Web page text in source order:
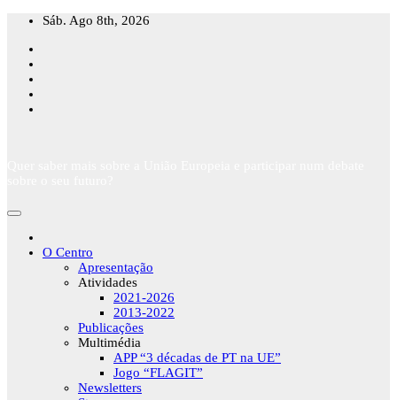
Skip
content
Sáb. Ago 8th, 2026
O Centro
Apresentação
Atividades
2021-2026
2013-2022
Publicações
Multimédia
APP “3 décadas de PT na UE”
Jogo “FLAGIT”
Newsletters